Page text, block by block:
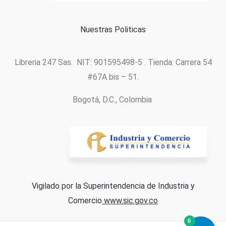
Nuestras Politicas
Libreria 247 Sas. NIT: 901595498-5 . Tienda: Carrera 54
#67A bis – 51.
Bogotá, D.C., Colombia
Vigilado por la Superintendencia de Industria y
Comercio www.sic.gov.co
0